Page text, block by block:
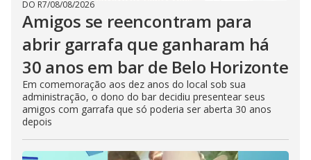
DO R7/08/08/2026
Amigos se reencontram para
abrir garrafa que ganharam há
30 anos em bar de Belo Horizonte
Em comemoração aos dez anos do local sob sua
administração, o dono do bar decidiu presentear seus
amigos com garrafa que só poderia ser aberta 30 anos
depois